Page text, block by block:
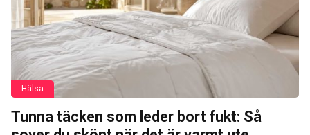
Hälsa
Tunna täcken som leder bort fukt: Så